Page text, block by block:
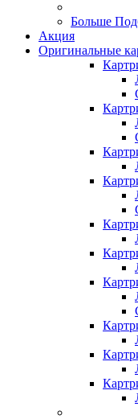
Больше
Акция
Оригинальные